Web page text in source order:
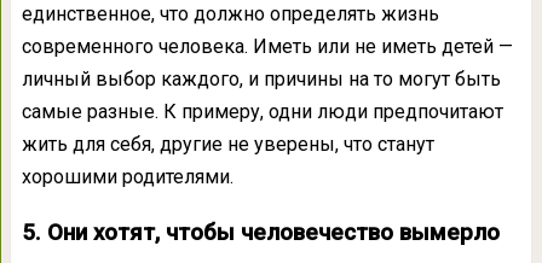
единственное, что должно определять жизнь
современного человека. Иметь или не иметь детей —
личный выбор каждого, и причины на то могут быть
самые разные. К примеру, одни люди предпочитают
жить для себя, другие не уверены, что станут
хорошими родителями.
5. Они хотят, чтобы человечество вымерло